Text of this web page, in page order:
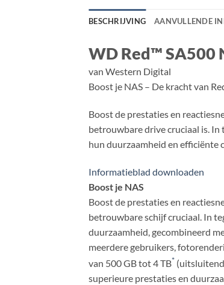
BESCHRIJVING AANVULLENDE
WD Red™ SA500
van Western Digital
Boost je NAS – De kracht van
Boost de prestaties en
betrouwbare drive cruciaal is. In
hun duurzaamheid en efficiënte
Informatieblad downloaden
Boost je NAS
Boost de prestaties en
betrouwbare schijf cruciaal. In
duurzaamheid, gecombineerd
meerdere gebruikers,
van 500 GB tot 4 TB* (uitsluitend
superieure prestaties en